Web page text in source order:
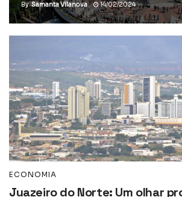
By Samanta Vilanova 14/02/2024
ECONOMIA
Juazeiro do Norte: Um olhar